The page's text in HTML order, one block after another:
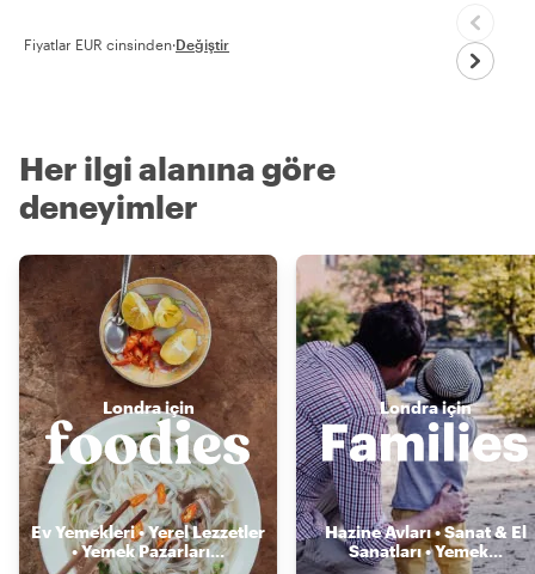
Fiyatlar EUR cinsinden·Değiştir
Her ilgi alanına göre
deneyimler
Londra için
Ev Yemekleri • Yerel Lezzetler
• Yemek Pazarları...
Londra için
Hazine Avları • Sanat & El
Sanatları • Yemek...